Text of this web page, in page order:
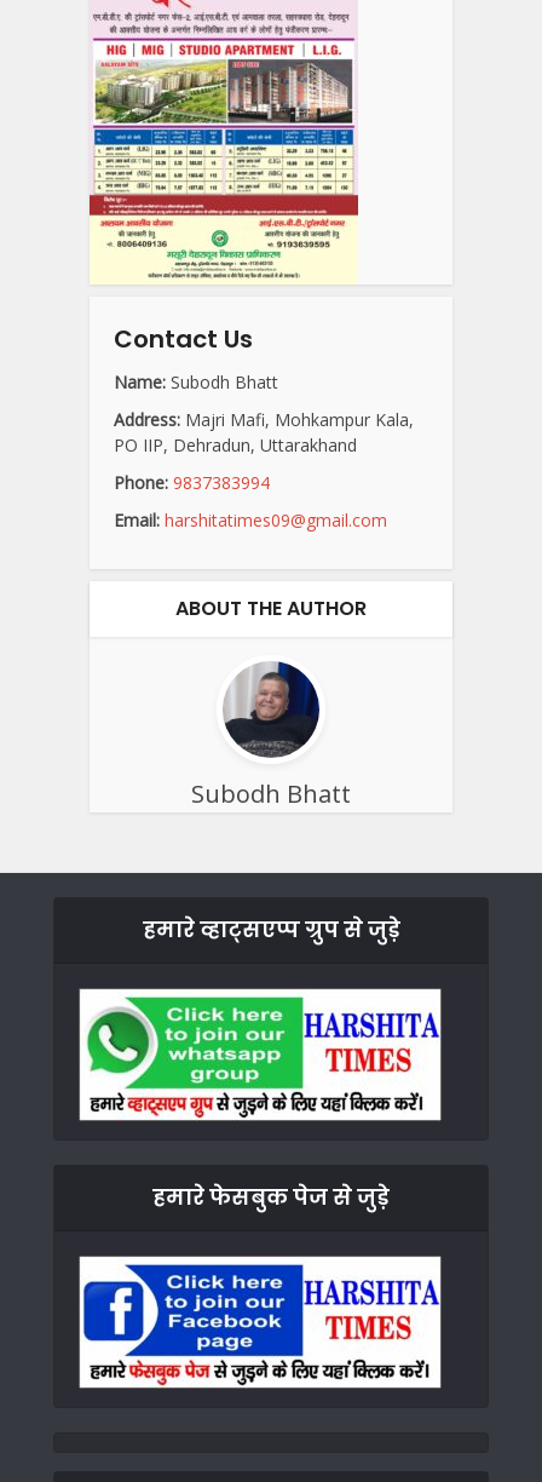
Contact Us
Name: Subodh Bhatt
Address: Majri Mafi, Mohkampur Kala,
PO IIP, Dehradun, Uttarakhand
Phone: 9837383994
Email: harshitatimes09@gmail.com
ABOUT THE AUTHOR
Subodh Bhatt
हमारे व्हाट्सएप्प ग्रुप से जुड़े
हमारे फेसबुक पेज से जुड़े